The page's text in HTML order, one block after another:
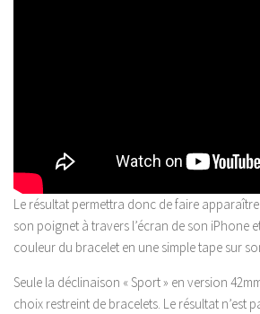
Le résultat permettra donc de faire
son poignet à travers l’écran de son iPhone
couleur du bracelet en une simple tape sur
Seule la déclinaison « Sport » en version
choix restreint de bracelets. Le résultat n’est